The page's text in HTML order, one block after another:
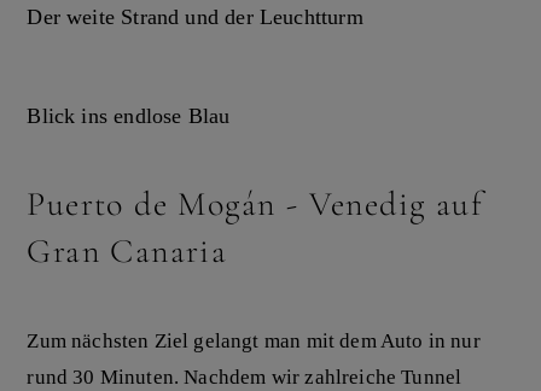
Der weite Strand und der Leuchtturm
Blick ins endlose Blau
Puerto de Mogán - Venedig auf
Gran Canaria
Zum nächsten Ziel gelangt man mit dem Auto in nur
rund 30 Minuten. Nachdem wir zahlreiche Tunnel